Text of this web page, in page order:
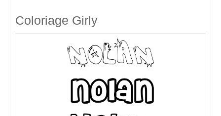
Coloriage Girly